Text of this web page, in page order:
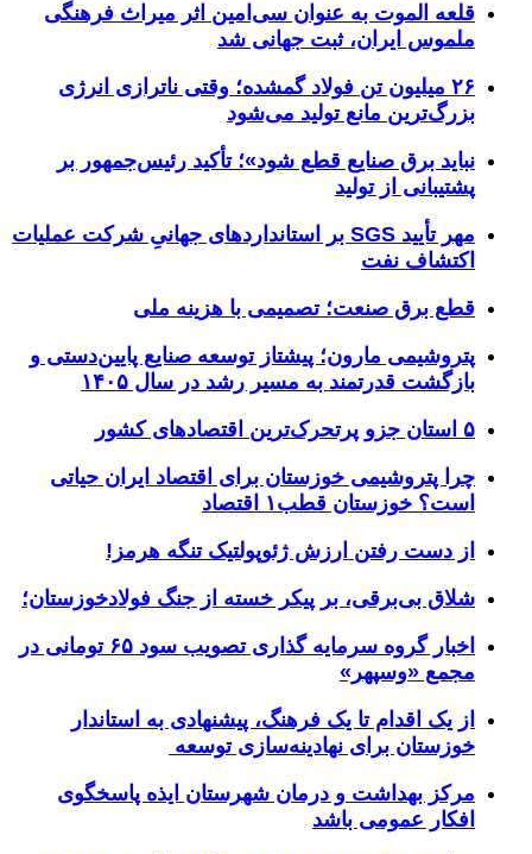
قلعه الموت به عنوان سی‌امین اثر میراث‌ فرهنگی
ملموس ایران، ثبت جهانی شد
۲۶ میلیون تن فولاد گمشده؛ وقتی ناترازی انرژی
بزرگ‌ترین مانع تولید می‌شود
نباید برق صنایع قطع شود»؛ تأکید رئیس‌جمهور بر
پشتیبانی از تولید
مهر تأیید SGS بر استانداردهای جهانیِ شرکت عملیات
اکتشاف نفت
قطع برق صنعت؛ تصمیمی با هزینه ملی
پتروشیمی مارون؛ پیشتاز توسعه صنایع پایین‌دستی و
بازگشت قدرتمند به مسیر رشد در سال ۱۴۰۵
۵ استان جزو پرتحرک‌ترین اقتصاد‌های کشور
چرا پتروشیمی خوزستان برای اقتصاد ایران حیاتی
است؟ خوزستان قطب۱ اقتصاد
از دست رفتن ارزش ژئوپولتیک تنگه هرمز!
شلاق‌ بی‌برقی، بر پیکر خسته‌ از جنگ فولادخوزستان؛
اخبار گروه سرمایه گذاری تصویب سود ۶۵ تومانی در
مجمع «وسپهر»
از یک اقدام تا یک فرهنگ، پیشنهادی به استاندار
خوزستان برای نهادینه‌سازی توسعه
مرکز بهداشت و درمان شهرستان ایذه پاسخگوی
افکار عمومی باشد